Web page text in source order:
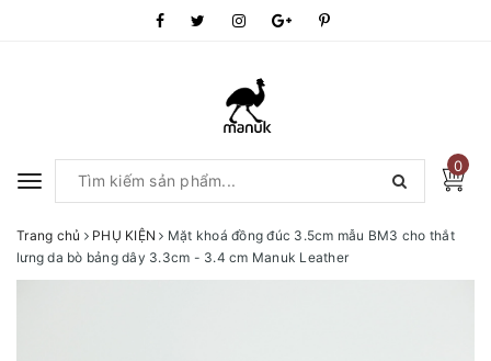
Toggle
0
Trang chủ PHỤ KIỆN
Mặt khoá đồng đúc 3.5cm mẫu BM3 cho thắt
lưng da bò bảng dây 3.3cm - 3.4 cm Manuk Leather